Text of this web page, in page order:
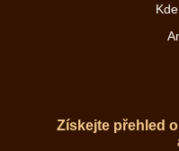
Získejte přehled